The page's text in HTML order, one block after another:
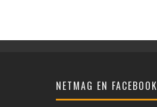
NETMAG EN FACEBOOK